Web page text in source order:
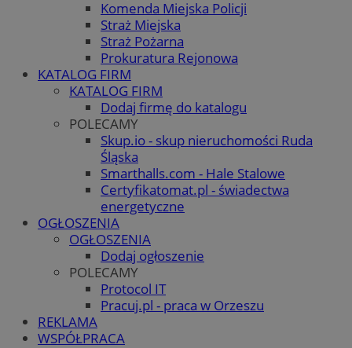
Komenda Miejska Policji
Straż Miejska
Straż Pożarna
Prokuratura Rejonowa
KATALOG FIRM
KATALOG FIRM
Dodaj firmę do katalogu
POLECAMY
Skup.io - skup nieruchomości Ruda
Śląska
Smarthalls.com - Hale Stalowe
Certyfikatomat.pl - świadectwa
energetyczne
OGŁOSZENIA
OGŁOSZENIA
Dodaj ogłoszenie
POLECAMY
Protocol IT
Pracuj.pl - praca w Orzeszu
REKLAMA
WSPÓŁPRACA